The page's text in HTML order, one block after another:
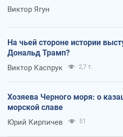
Виктор Ягун
На чьей стороне истории
Дональд Трамп?
Виктор Каспрук 2,7 т.
Хозяева Черного моря: о
морской славе
Юрий Кирпичев 51